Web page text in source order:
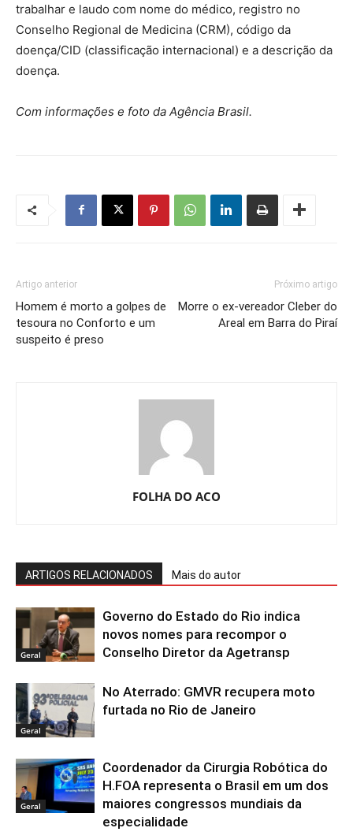
trabalhar e laudo com nome do médico, registro no
Conselho Regional de Medicina (CRM), código da
doença/CID (classificação internacional) e a descrição da
doença.
Com informações e foto da Agência Brasil.
Artigo anterior
Homem é morto a golpes de
tesoura no Conforto e um
suspeito é preso
Próximo artigo
Morre o ex-vereador Cleber do
Areal em Barra do Piraí
FOLHA DO ACO
ARTIGOS RELACIONADOS Mais do autor
Geral
Governo do Estado do Rio indica
novos nomes para recompor o
Conselho Diretor da Agetransp
Geral
No Aterrado: GMVR recupera moto
furtada no Rio de Janeiro
Geral
Coordenador da Cirurgia Robótica do
H.FOA representa o Brasil em um dos
maiores congressos mundiais da
especialidade